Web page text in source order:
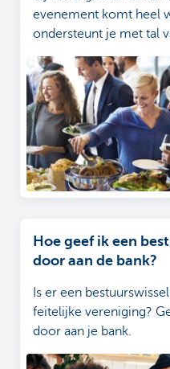
evenement komt heel
ondersteunt je met tal
Hoe geef ik een
door aan de bank?
Is er een
feitelijke vereniging?
door aan je bank.